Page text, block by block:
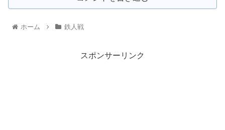
ホーム 鉄人戦
スポンサーリンク